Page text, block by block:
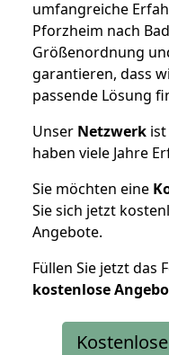
umfangreiche
Pforzheim nach
Größenordnung
garantieren, dass
passende Lösung
Unser Netzwerk
haben viele Jahre
Sie möchten eine
Sie sich jetzt
Angebote.
Füllen Sie jetzt das
kostenlose